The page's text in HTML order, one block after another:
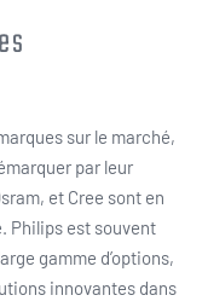
sur le marché,
par leur
et Cree sont en
Philips est souvent
gamme d’options,
innovantes dans